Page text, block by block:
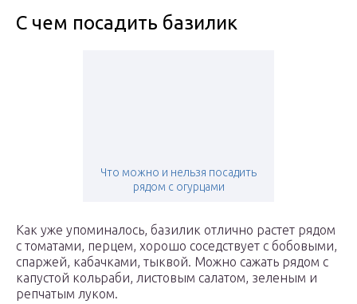
С чем посадить базилик
Что можно и нельзя посадить
рядом с огурцами
Как уже упоминалось, базилик отлично растет рядом
с томатами, перцем, хорошо соседствует с бобовыми,
спаржей, кабачками, тыквой. Можно сажать рядом с
капустой кольраби, листовым салатом, зеленым и
репчатым луком.